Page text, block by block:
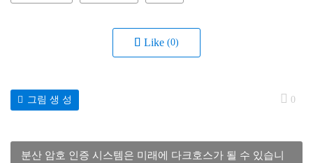
Like (0)
0
그림 생 성
분산 암호 인증 시스템은 미래에 다크호스가 될 수 있습니